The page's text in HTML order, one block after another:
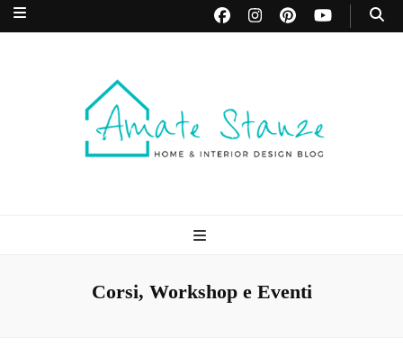
Blog
Corsi, Workshop e Eventi